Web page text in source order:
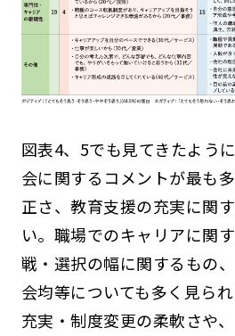
図表4、5でも見てきたよう
会に関するコメントが最も
正さ、教育支援の充実に関
い。職場でのキャリアに関
戦・選択の幅に関するもの
会均等についても多く見ら
充実・制度変更の柔軟さや